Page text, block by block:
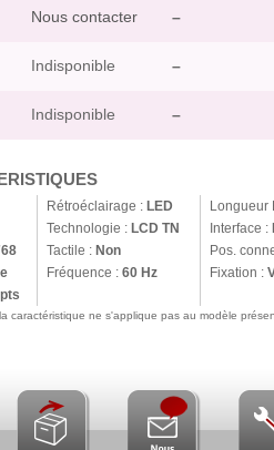
Nous contacter –
Indisponible –
Indisponible –
Rétroéclairage : LED Longueur
Technologie : LCD TN Interface :
Tactile : Non Pos.
Fréquence : 60 Hz Fixation :
caractéristique ne s'applique pas au modèle